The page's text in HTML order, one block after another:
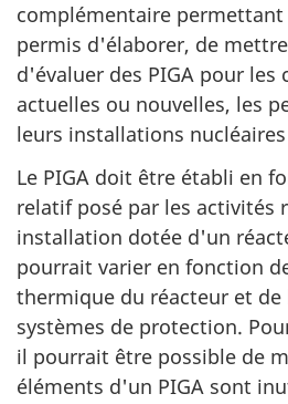
complémentaire
permis d'élaborer, de
d'évaluer des PIGA pour les
actuelles ou nouvelles, les
leurs installations
Le PIGA doit être établi en
relatif posé par les activités
installation dotée d'un
pourrait varier en fonction
thermique du réacteur et
systèmes de protection.
il pourrait être possible de
éléments d'un PIGA sont